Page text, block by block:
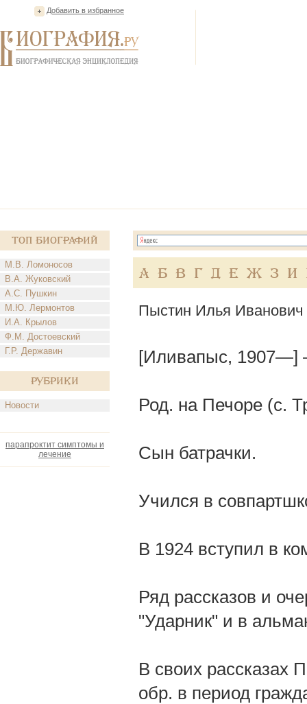
Добавить в избранное
Топ Биографий
М.В. Ломоносов
В.А. Жуковский
А.С. Пушкин
М.Ю. Лермонтов
И.А. Крылов
Ф.М. Достоевский
Г.Р. Державин
Рубрики
Новости
парапроктит симптомы и
лечение
А Б В Г Д Е Ж З И
Пыстин Илья Иванович
[Иливапыс, 1907—]
Род. на Печоре (с.
Сын батрачки.
Учился в
В 1924 вступил в
Ряд рассказов и
"Ударник" и в
В своих рассказах
обр. в период